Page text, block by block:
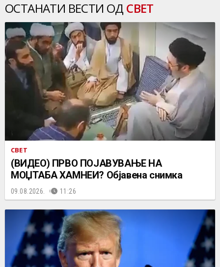
ОСТАНАТИ ВЕСТИ ОД СВЕТ
СВЕТ
(ВИДЕО) ПРВО ПОЈАВУВАЊЕ НА
МОЏТАБА ХАМНЕИ? Објавена снимка
09.08.2026. 11:26